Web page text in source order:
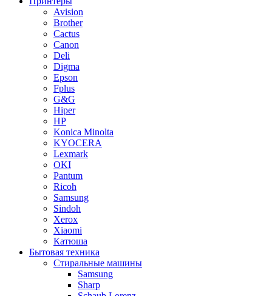
Avision
Brother
Cactus
Canon
Deli
Digma
Epson
Fplus
G&G
Hiper
HP
Konica Minolta
KYOCERA
Lexmark
OKI
Pantum
Ricoh
Samsung
Sindoh
Xerox
Xiaomi
Катюша
Бытовая техника
Стиральные машины
Samsung
Sharp